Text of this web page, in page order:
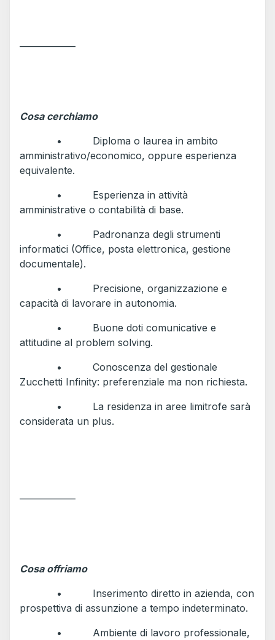
Cosa cerchiamo
• Diploma o laurea in ambito
amministrativo/economico, oppure esperienza
equivalente.
• Esperienza in attività
amministrative o contabilità di base.
• Padronanza degli strumenti
informatici (Office, posta elettronica, gestione
documentale).
• Precisione, organizzazione e
capacità di lavorare in autonomia.
• Buone doti comunicative e
attitudine al problem solving.
• Conoscenza del gestionale
Zucchetti Infinity: preferenziale ma non richiesta.
• La residenza in aree limitrofe sarà
considerata un plus.
Cosa offriamo
• Inserimento diretto in azienda, con
prospettiva di assunzione a tempo indeterminato.
• Ambiente di lavoro professionale,